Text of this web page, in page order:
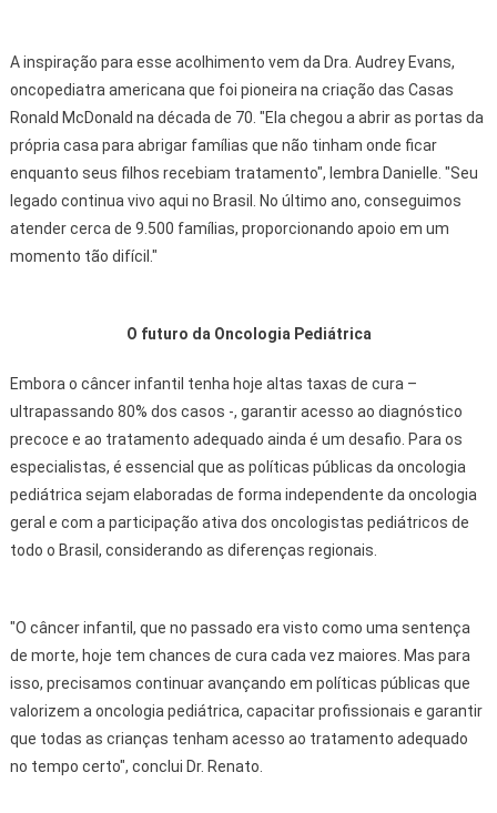
A inspiração para esse acolhimento vem da Dra. Audrey Evans,
oncopediatra americana que foi pioneira na criação das Casas
Ronald McDonald na década de 70. "Ela chegou a abrir as portas da
própria casa para abrigar famílias que não tinham onde ficar
enquanto seus filhos recebiam tratamento", lembra Danielle. "Seu
legado continua vivo aqui no Brasil. No último ano, conseguimos
atender cerca de 9.500 famílias, proporcionando apoio em um
momento tão difícil."
O futuro da Oncologia Pediátrica
Embora o câncer infantil tenha hoje altas taxas de cura –
ultrapassando 80% dos casos -, garantir acesso ao diagnóstico
precoce e ao tratamento adequado ainda é um desafio. Para os
especialistas, é essencial que as políticas públicas da oncologia
pediátrica sejam elaboradas de forma independente da oncologia
geral e com a participação ativa dos oncologistas pediátricos de
todo o Brasil, considerando as diferenças regionais.
"O câncer infantil, que no passado era visto como uma sentença
de morte, hoje tem chances de cura cada vez maiores. Mas para
isso, precisamos continuar avançando em políticas públicas que
valorizem a oncologia pediátrica, capacitar profissionais e garantir
que todas as crianças tenham acesso ao tratamento adequado
no tempo certo", conclui Dr. Renato.